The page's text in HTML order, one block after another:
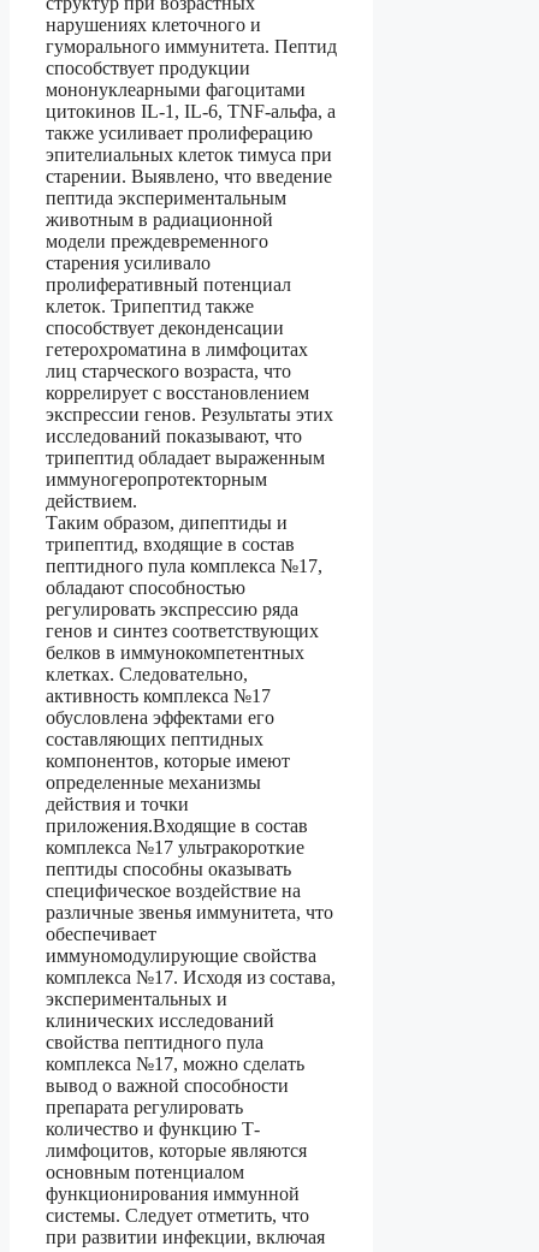
нарушениях клеточного и
гуморального иммунитета. Пептид
способствует продукции
мононуклеарными фагоцитами
цитокинов IL-1, IL-6, TNF-альфа, а
также усиливает пролиферацию
эпителиальных клеток тимуса при
старении. Выявлено, что введение
пептида экспериментальным
животным в радиационной
модели преждевременного
старения усиливало
пролиферативный потенциал
клеток. Трипептид также
способствует деконденсации
гетерохроматина в лимфоцитах
лиц старческого возраста, что
коррелирует с восстановлением
экспрессии генов. Результаты этих
исследований показывают, что
трипептид обладает выраженным
иммуногеропротекторным
действием.
Таким образом, дипептиды и
трипептид, входящие в состав
пептидного пула комплекса №17,
обладают способностью
регулировать экспрессию ряда
генов и синтез соответствующих
белков в иммунокомпетентных
клетках. Следовательно,
активность комплекса №17
обусловлена эффектами его
составляющих пептидных
компонентов, которые имеют
определенные механизмы
действия и точки
приложения.Входящие в состав
комплекса №17 ультракороткие
пептиды способны оказывать
специфическое воздействие на
различные звенья иммунитета, что
обеспечивает
иммуномодулирующие свойства
комплекса №17. Исходя из состава,
экспериментальных и
клинических исследований
свойства пептидного пула
комплекса №17, можно сделать
вывод о важной способности
препарата регулировать
количество и функцию Т-
лимфоцитов, которые являются
основным потенциалом
функционирования иммунной
системы. Следует отметить, что
при развитии инфекции, включая